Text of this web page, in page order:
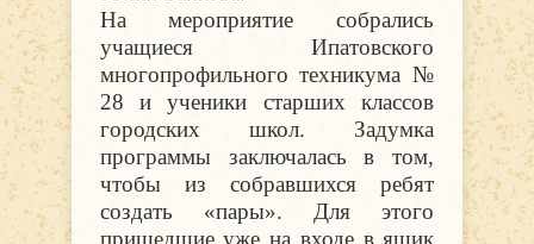
На мероприятие собрались
учащиеся Ипатовского
многопрофильного техникума №
28 и ученики старших классов
городских школ. Задумка
программы заключалась в том,
чтобы из собравшихся ребят
создать «пары». Для этого